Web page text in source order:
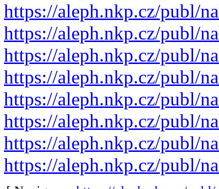
https://aleph.nkp.cz/publ/
https://aleph.nkp.cz/publ/
https://aleph.nkp.cz/publ/
https://aleph.nkp.cz/publ/
https://aleph.nkp.cz/publ/
https://aleph.nkp.cz/publ/
https://aleph.nkp.cz/publ/
https://aleph.nkp.cz/publ/